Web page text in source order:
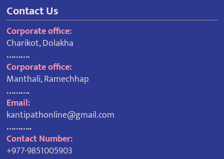
Contact Us
Corporate office:
Charikot, Dolakha
……….
Corporate office:
Manthali, Ramechhap
……….
Email:
kantipathonline@gmail.com
………..
Contact Number:
+977-9851005903